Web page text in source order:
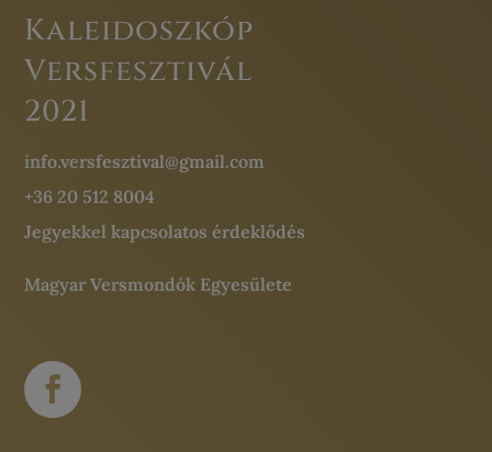
Kaleidoszkóp
Versfesztivál
2021
info.versfesztival@gmail.com
+36 20 512 8004
Jegyekkel kapcsolatos érdeklődés
Magyar Versmondók Egyesülete